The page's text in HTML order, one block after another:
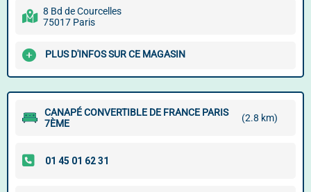
8 Bd de Courcelles
75017 Paris
PLUS D'INFOS SUR CE MAGASIN
CANAPÉ CONVERTIBLE DE FRANCE PARIS
7ÈME
(2.8 km)